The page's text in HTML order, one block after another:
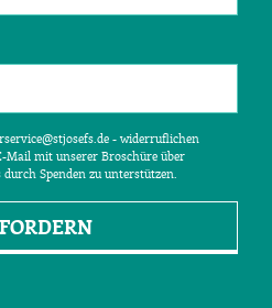
- widerruflichen
Mail mit unserer Broschüre über
Spenden zu unterstützen.